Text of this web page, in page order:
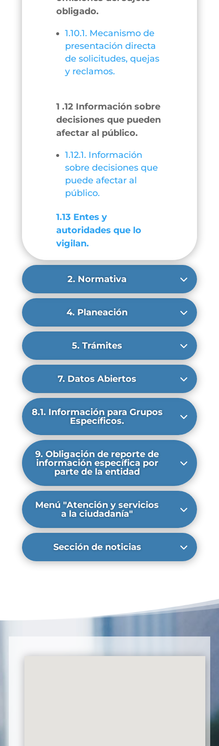
obligado.
1.10.1. Mecanismo de
presentación directa
de solicitudes, quejas
y reclamos.
1 .12 Información sobre
decisiones que pueden
afectar al público.
1.12.1. Información
sobre decisiones que
puede afectar al
público.
1.13 Entes y
autoridades que lo
vigilan.
2. Normativa
4. Planeación
5. Trámites
7. Datos Abiertos
8.1. Información para Grupos
Específicos.
9. Obligación de reporte de
información específica por
parte de la entidad
Menú "Atención y servicios
a la ciudadanía"
Sección de noticias